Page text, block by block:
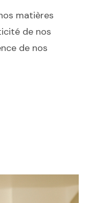
matières
de nos
de nos